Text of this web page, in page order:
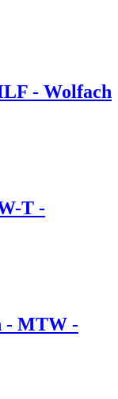
- Wolfach
T -
- MTW -